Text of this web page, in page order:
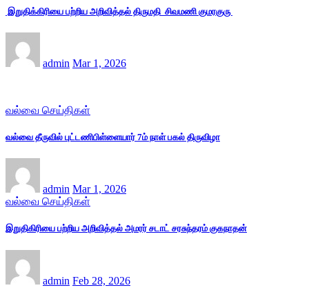
இறுதிக்கிரியை பற்றிய அறிவித்தல் திருமதி சிவமணி குமரகுரு
admin Mar 1, 2026
வல்வை செய்திகள்
வல்வை தீருவில் புட்டணிபிள்ளையார் 7ம் நாள் பகல் திருவிழா
admin Mar 1, 2026
வல்வை செய்திகள்
இறுதிகிரியை பற்றிய அறிவித்தல் அமரர் சடாட் சரசுந்தரம் குகநாதன்
admin Feb 28, 2026